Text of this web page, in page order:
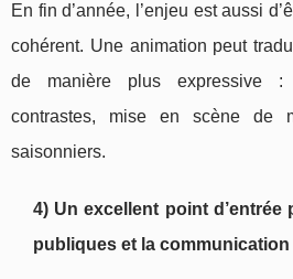
En fin d’année, l’enjeu est aussi
cohérent. Une animation peut
de manière plus expressive :
contrastes, mise en scène de
saisonniers.
4) Un excellent point d’entrée
publiques et la